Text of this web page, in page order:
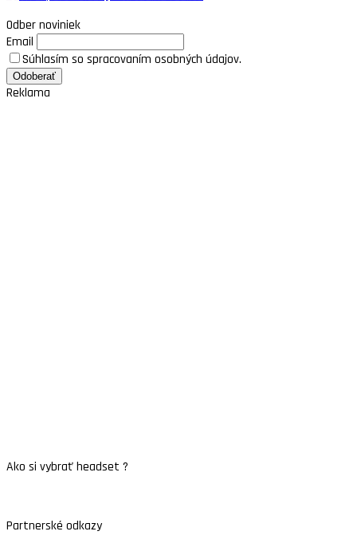
Odber noviniek
Email
Súhlasím so spracovaním osobných údajov.
Reklama
Ako si vybrať headset ?
Partnerské odkazy